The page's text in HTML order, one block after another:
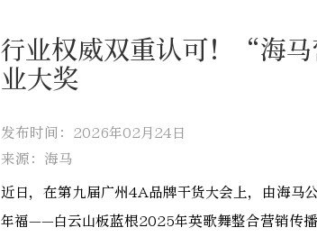
行业权威双重认可！“海
业大奖
发布时间：2026年02月24日
来源：海马
近日，在第九届广州4A品牌干货大会上，由海马
年福——白云山板蓝根2025年英歌舞整合营销传